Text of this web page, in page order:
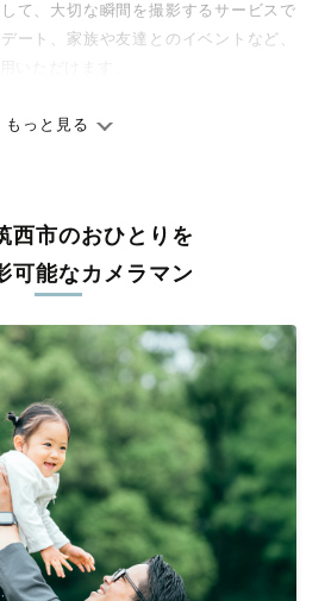
て、大切な瞬間を撮影するサービスで
ート、家族や友達とのイベントなど、
に、何十年経っても見返したくなるよ
わかりやすく安心の価格設定です。オ
査に合格し、撮影技術やホスピタリテ
ラマンが全国47都道府県に在籍してい
を美しく仕上げます
で写真の明るさや色合いを丁寧に調
つも、おしゃれで洗練された仕上がり
撮ってほしかった！」と思える一枚に
グラフの
撮影事例 をご覧ください。
もっと見る
西市のおひとりを
可能なカメラマン